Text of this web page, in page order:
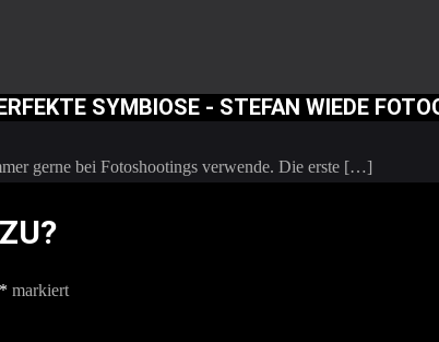
SYMBIOSE - STEFAN WIEDE
gerne bei Fotoshootings verwende. Die erste […]
* markiert